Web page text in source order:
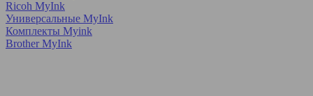
Ricoh MyInk
Универсальные MyInk
Комплекты Myink
Brother MyInk